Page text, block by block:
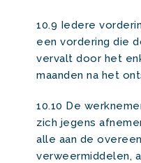
10.9 Iedere
een vordering die
vervalt door het
maanden na het
10.10 De
zich jegens
alle aan de
verweermiddelen,